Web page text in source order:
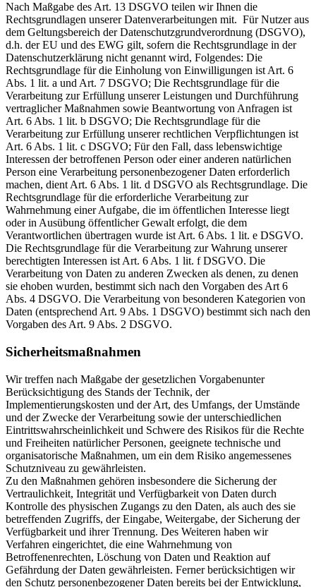
Nach Maßgabe des Art. 13 DSGVO teilen wir Ihnen die
Rechtsgrundlagen unserer Datenverarbeitungen mit. Für Nutzer aus
dem Geltungsbereich der Datenschutzgrundverordnung (DSGVO),
d.h. der EU und des EWG gilt, sofern die Rechtsgrundlage in der
Datenschutzerklärung nicht genannt wird, Folgendes: Die
Rechtsgrundlage für die Einholung von Einwilligungen ist Art. 6
Abs. 1 lit. a und Art. 7 DSGVO; Die Rechtsgrundlage für die
Verarbeitung zur Erfüllung unserer Leistungen und Durchführung
vertraglicher Maßnahmen sowie Beantwortung von Anfragen ist
Art. 6 Abs. 1 lit. b DSGVO; Die Rechtsgrundlage für die
Verarbeitung zur Erfüllung unserer rechtlichen Verpflichtungen ist
Art. 6 Abs. 1 lit. c DSGVO; Für den Fall, dass lebenswichtige
Interessen der betroffenen Person oder einer anderen natürlichen
Person eine Verarbeitung personenbezogener Daten erforderlich
machen, dient Art. 6 Abs. 1 lit. d DSGVO als Rechtsgrundlage. Die
Rechtsgrundlage für die erforderliche Verarbeitung zur
Wahrnehmung einer Aufgabe, die im öffentlichen Interesse liegt
oder in Ausübung öffentlicher Gewalt erfolgt, die dem
Verantwortlichen übertragen wurde ist Art. 6 Abs. 1 lit. e DSGVO.
Die Rechtsgrundlage für die Verarbeitung zur Wahrung unserer
berechtigten Interessen ist Art. 6 Abs. 1 lit. f DSGVO. Die
Verarbeitung von Daten zu anderen Zwecken als denen, zu denen
sie ehoben wurden, bestimmt sich nach den Vorgaben des Art 6
Abs. 4 DSGVO. Die Verarbeitung von besonderen Kategorien von
Daten (entsprechend Art. 9 Abs. 1 DSGVO) bestimmt sich nach den
Vorgaben des Art. 9 Abs. 2 DSGVO.
Sicherheitsmaßnahmen
Wir treffen nach Maßgabe der gesetzlichen Vorgabenunter
Berücksichtigung des Stands der Technik, der
Implementierungskosten und der Art, des Umfangs, der Umstände
und der Zwecke der Verarbeitung sowie der unterschiedlichen
Eintrittswahrscheinlichkeit und Schwere des Risikos für die Rechte
und Freiheiten natürlicher Personen, geeignete technische und
organisatorische Maßnahmen, um ein dem Risiko angemessenes
Schutzniveau zu gewährleisten.
Zu den Maßnahmen gehören insbesondere die Sicherung der
Vertraulichkeit, Integrität und Verfügbarkeit von Daten durch
Kontrolle des physischen Zugangs zu den Daten, als auch des sie
betreffenden Zugriffs, der Eingabe, Weitergabe, der Sicherung der
Verfügbarkeit und ihrer Trennung. Des Weiteren haben wir
Verfahren eingerichtet, die eine Wahrnehmung von
Betroffenenrechten, Löschung von Daten und Reaktion auf
Gefährdung der Daten gewährleisten. Ferner berücksichtigen wir
den Schutz personenbezogener Daten bereits bei der Entwicklung,